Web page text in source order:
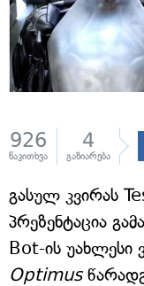
926
წაკითხვა
4
გაზიარება
გასულ კვირას
პრეზენტაცია
Bot-ის უახლესი
Optimus